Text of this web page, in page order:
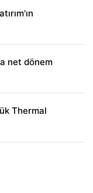
net dönem
Thermal